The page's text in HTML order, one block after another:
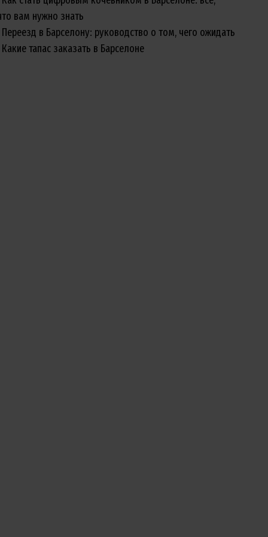
вам нужно знать
Переезд в Барселону: руководство о том, чего ожидать
Какие тапас заказать в Барселоне